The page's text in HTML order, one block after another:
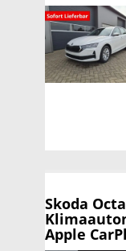
Skoda
Apple